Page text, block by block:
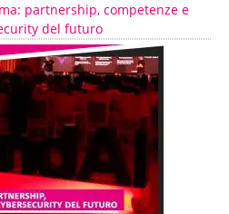
partnership, competenze e
del futuro